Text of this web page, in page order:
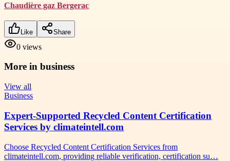
Chaudière gaz Bergerac
Like Share
0 views
More in business
View all
Business
Expert-Supported Recycled Content Certification
Services by climateintell.com
Choose Recycled Content Certification Services from
climateintell.com, providing reliable verification, certification su…